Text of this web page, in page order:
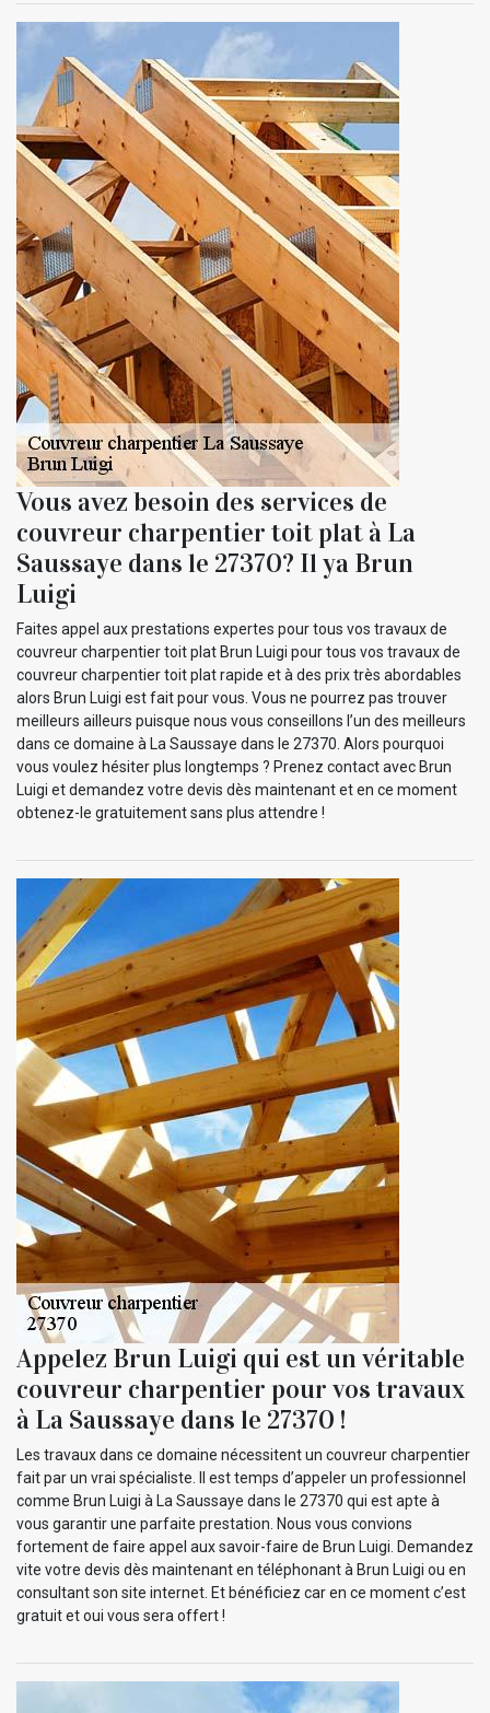
Vous avez besoin des services de
couvreur charpentier toit plat à La
Saussaye dans le 27370? Il ya Brun
Luigi
Faites appel aux prestations expertes pour tous vos travaux de
couvreur charpentier toit plat Brun Luigi pour tous vos travaux de
couvreur charpentier toit plat rapide et à des prix très abordables
alors Brun Luigi est fait pour vous. Vous ne pourrez pas trouver
meilleurs ailleurs puisque nous vous conseillons l’un des meilleurs
dans ce domaine à La Saussaye dans le 27370. Alors pourquoi
vous voulez hésiter plus longtemps ? Prenez contact avec Brun
Luigi et demandez votre devis dès maintenant et en ce moment
obtenez-le gratuitement sans plus attendre !
Appelez Brun Luigi qui est un véritable
couvreur charpentier pour vos travaux
à La Saussaye dans le 27370 !
Les travaux dans ce domaine nécessitent un couvreur charpentier
fait par un vrai spécialiste. Il est temps d’appeler un professionnel
comme Brun Luigi à La Saussaye dans le 27370 qui est apte à
vous garantir une parfaite prestation. Nous vous convions
fortement de faire appel aux savoir-faire de Brun Luigi. Demandez
vite votre devis dès maintenant en téléphonant à Brun Luigi ou en
consultant son site internet. Et bénéficiez car en ce moment c’est
gratuit et oui vous sera offert !